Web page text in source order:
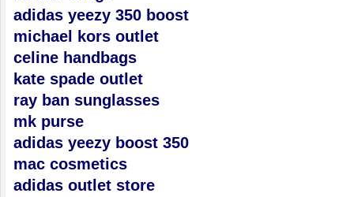
adidas yeezy 350 boost
michael kors outlet
celine handbags
kate spade outlet
ray ban sunglasses
mk purse
adidas yeezy boost 350
mac cosmetics
adidas outlet store